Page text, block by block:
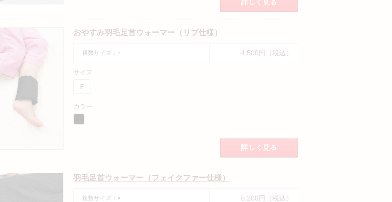
おやすみ羽毛足首ウォーマー（リブ仕様）
複数サイズ：× 4,500円（税込）
サイズ
カラー
羽毛足首ウォーマー（フェイクファー仕様）
複数サイズ：× 5,200円（税込）